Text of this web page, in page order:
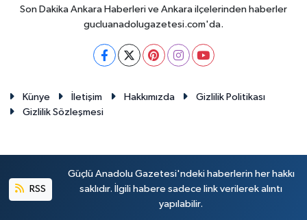
Son Dakika Ankara Haberleri ve Ankara ilçelerinden haberler
gucluanadolugazetesi.com'da.
Künye İletişim Hakkımızda
Gizlilik Politikası
Gizlilik Sözleşmesi
RSS
Güçlü Anadolu Gazetesi'ndeki haberlerin her hakkı
saklıdır. İlgili habere sadece link verilerek alıntı
yapılabilir.